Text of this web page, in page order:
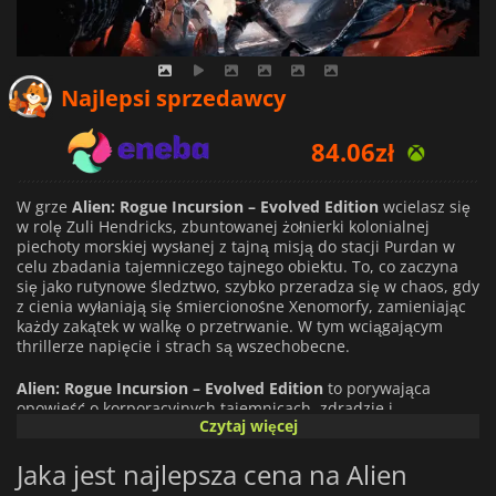
Najlepsi sprzedawcy
89.53zł
W grze Alien: Rogue Incursion – Evolved Edition wcielasz się
w rolę Zuli Hendricks, zbuntowanej żołnierki kolonialnej
piechoty morskiej wysłanej z tajną misją do stacji Purdan w
celu zbadania tajemniczego tajnego obiektu. To, co zaczyna
się jako rutynowe śledztwo, szybko przeradza się w chaos, gdy
z cienia wyłaniają się śmiercionośne Xenomorfy, zamieniając
każdy zakątek w walkę o przetrwanie. W tym wciągającym
thrillerze napięcie i strach są wszechobecne.
Alien: Rogue Incursion – Evolved Edition to porywająca
opowieść o korporacyjnych tajemnicach, zdradzie i
nieustępliwym polowaniu na najbardziej przerażające
która wraz ze swoim lojalnym syntetycznym towarzyszem,
Davisem 01, przemierza niebezpieczny obiekt, stawiając czoła
Czytaj więcej
Jaka jest najlepsza cena na Alien